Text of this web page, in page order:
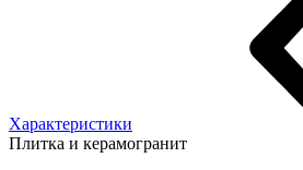
Характеристики
Плитка и керамогранит